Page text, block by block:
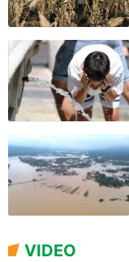
VIDEO